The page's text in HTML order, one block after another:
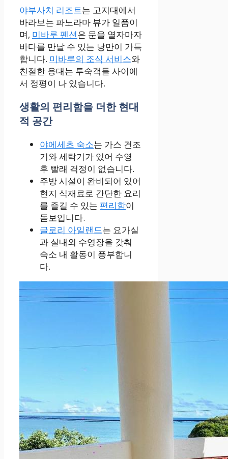
야부사치 리조트는 고지대에서
바라보는 파노라마 뷰가 일품이
며, 미바루 펜션은 문을 열자마자
바다를 만날 수 있는 낭만이 가득
합니다. 미바루의 조식 서비스와
친절한 응대는 투숙객들 사이에
서 정평이 나 있습니다.
생활의 편리함을 더한 현대
적 공간
야에세초 숙소는 가스 건조
기와 세탁기가 있어 수영
후 빨래 걱정이 없습니다.
주방 시설이 완비되어 있어
현지 식재료로 간단한 요리
를 즐길 수 있는 편리함이
돋보입니다.
글로리 아일랜드는 요가실
과 실내외 수영장을 갖춰
숙소 내 활동이 풍부합니
다.